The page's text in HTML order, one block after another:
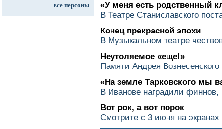
все персоны
«У меня есть родственный
В Театре Станиславского
Конец прекрасной эпохи
В Музыкальном театре
Неутоляемое «еще!»
Памяти Андрея Вознесенского
«На земле Тарковского мы
В Иванове наградили финнов,
Вот рок, а вот порок
Смотрите с 3 июня на